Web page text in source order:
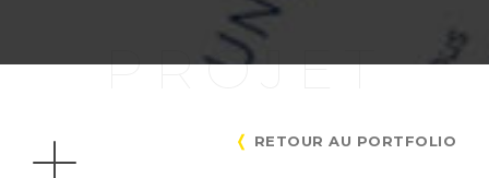
PROJET
RETOUR AU PORTFOLIO